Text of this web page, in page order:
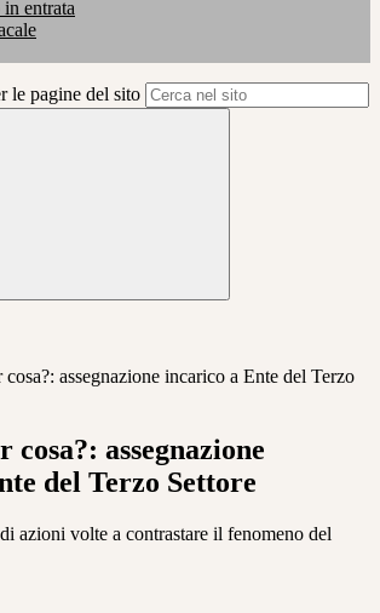
entrata
le pagine del sito
assegnazione incarico a Ente del Terzo
cosa?: assegnazione
del Terzo Settore
azioni volte a contrastare il fenomeno del